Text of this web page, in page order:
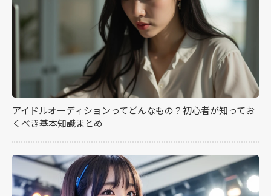
アイドルオーディションってどんなもの？初心者が知ってお
くべき基本知識まとめ